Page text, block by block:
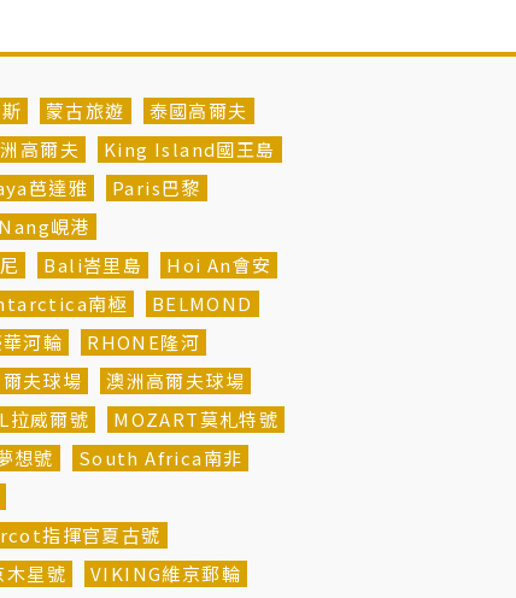
蒙古旅遊
泰國高爾夫
高爾夫
King Island國王島
芭達雅
Paris巴黎
峴港
Bali峇里島
Hoi An會安
南極
BELMOND
河輪
RHONE隆河
夫球場
澳洲高爾夫球場
拉威爾號
MOZART莫札特號
想號
South Africa南非
指揮官夏古號
星號
VIKING維京郵輪